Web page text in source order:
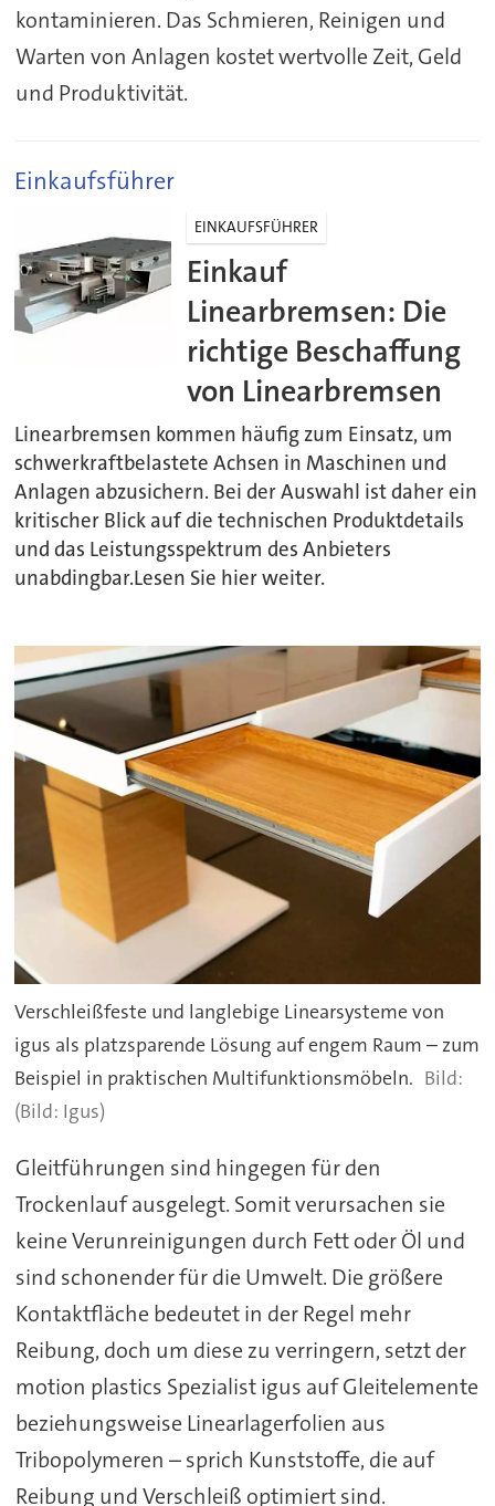
kontaminieren. Das Schmieren, Reinigen und
Warten von Anlagen kostet wertvolle Zeit, Geld
und Produktivität.
Einkaufsführer
EINKAUFSFÜHRER
Einkauf
Linearbremsen: Die
richtige Beschaffung
von Linearbremsen
Linearbremsen kommen häufig zum Einsatz, um
schwerkraftbelastete Achsen in Maschinen und
Anlagen abzusichern. Bei der Auswahl ist daher ein
kritischer Blick auf die technischen Produktdetails
und das Leistungsspektrum des Anbieters
unabdingbar.Lesen Sie hier weiter.
Verschleißfeste und langlebige Linearsysteme von
igus als platzsparende Lösung auf engem Raum – zum
Beispiel in praktischen Multifunktionsmöbeln.
(Bild: Igus)
Gleitführungen sind hingegen für den
Trockenlauf ausgelegt. Somit verursachen sie
keine Verunreinigungen durch Fett oder Öl und
sind schonender für die Umwelt. Die größere
Kontaktfläche bedeutet in der Regel mehr
Reibung, doch um diese zu verringern, setzt der
motion plastics Spezialist igus auf Gleitelemente
beziehungsweise Linearlagerfolien aus
Tribopolymeren – sprich Kunststoffe, die auf
Reibung und Verschleiß optimiert sind.